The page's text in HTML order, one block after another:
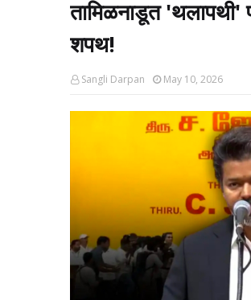
तामिळनाडूत 'थलापथी'
शपथ!
Sangli Darpan May 10, 2026